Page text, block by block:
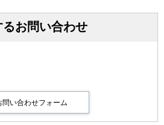
お問い合わせ